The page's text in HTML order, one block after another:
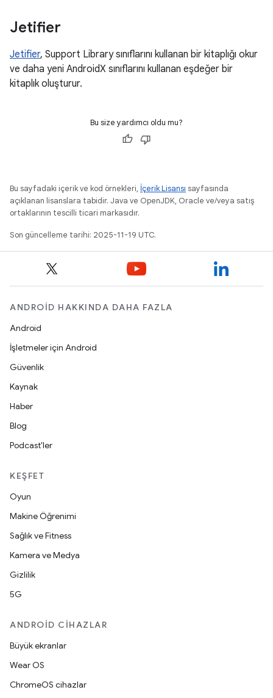
Jetifier
Jetifier, Support Library sınıflarını kullanan bir kitaplığı okur
ve daha yeni AndroidX sınıflarını kullanan eşdeğer bir
kitaplık oluşturur.
Bu size yardımcı oldu mu?
Bu sayfadaki içerik ve kod örnekleri, İçerik Lisansı sayfasında
açıklanan lisanslara tabidir. Java ve OpenJDK, Oracle ve/veya satış
ortaklarının tescilli ticari markasıdır.
Son güncelleme tarihi: 2025-11-19 UTC.
ANDROID HAKKINDA DAHA FAZLA
Android
İşletmeler için Android
Güvenlik
Kaynak
Haber
Blog
Podcast'ler
KEŞFET
Oyun
Makine Öğrenimi
Sağlık ve Fitness
Kamera ve Medya
Gizlilik
5G
ANDROID CIHAZLAR
Büyük ekranlar
Wear OS
ChromeOS cihazlar